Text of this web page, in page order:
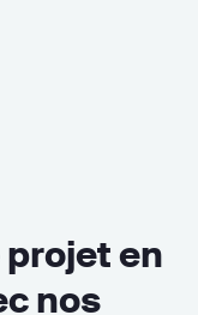
en
nos